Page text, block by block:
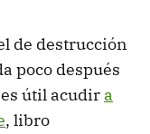
de destrucción
poco después
útil acudir a
, libro